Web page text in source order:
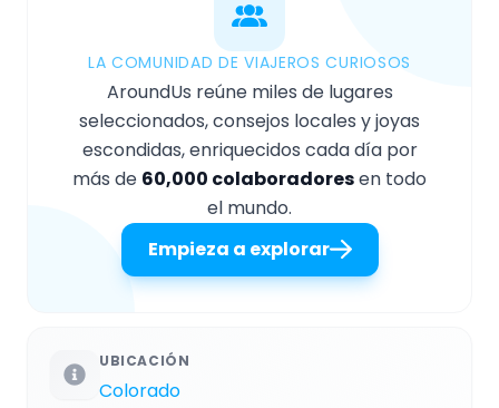
LA COMUNIDAD DE VIAJEROS CURIOSOS
AroundUs reúne miles de lugares
seleccionados, consejos locales y joyas
escondidas, enriquecidos cada día por
más de 60,000 colaboradoresen todo
el mundo.
Empieza a explorar
UBICACIÓN
Colorado